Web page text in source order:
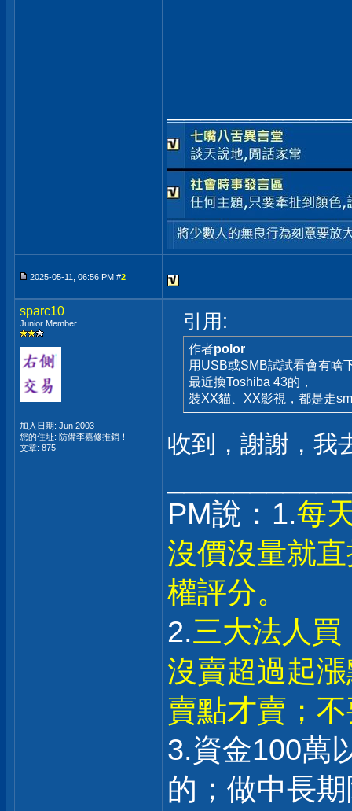
2025-05-11, 06:56 PM #2
sparc10
Junior Member
加入日期: Jun 2003
您的住址: 防備李嘉修推銷！
文章: 875
引用:
作者polor
用USB或SMB試試看會有啥
最近換Toshiba 43的，
裝XX貓、XX影視，都是走
收到，謝謝，我
PM說：1.每
沒價沒量就
權評分。
2.三大法人
沒賣超過起
賣點才賣；
3.資金100萬
的；做中長